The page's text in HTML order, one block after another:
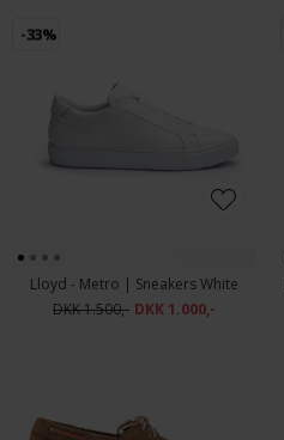
-33%
Lloyd - Metro | Sneakers White
DKK 1.500,- DKK 1.000,-